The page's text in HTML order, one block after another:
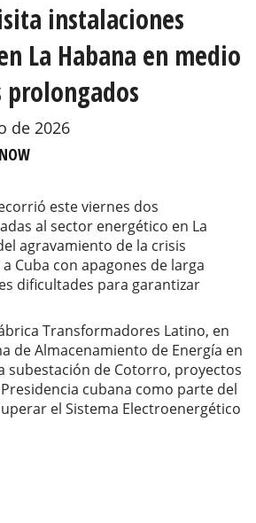
instalaciones
La Habana en medio
prolongados
de 2026
este viernes dos
al sector energético en La
agravamiento de la crisis
Cuba con apagones de larga
dificultades para garantizar
Transformadores Latino, en
de Almacenamiento de Energía en
subestación de Cotorro, proyectos
cubana como parte del
el Sistema Electroenergético